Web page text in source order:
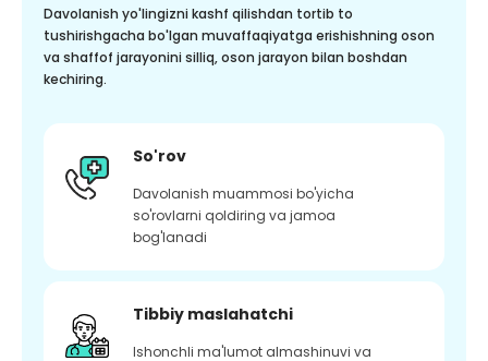
Davolanish yo'lingizni kashf qilishdan tortib to
tushirishgacha bo'lgan muvaffaqiyatga erishishning oson
va shaffof jarayonini silliq, oson jarayon bilan boshdan
kechiring.
So'rov
Davolanish muammosi bo'yicha
so'rovlarni qoldiring va jamoa
bog'lanadi
Tibbiy maslahatchi
Ishonchli ma'lumot almashinuvi va